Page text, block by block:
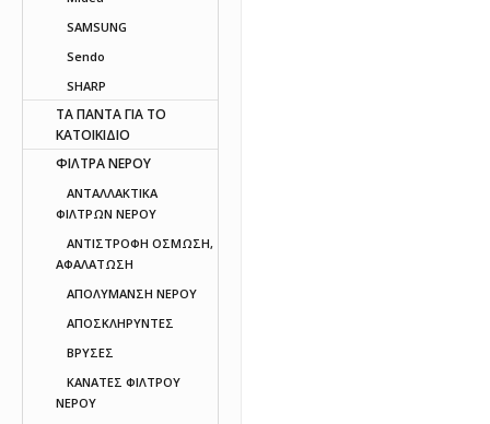
SAMSUNG
Sendo
SHARP
ΤΑ ΠΑΝΤΑ ΓΙΑ ΤΟ
ΚΑΤΟΙΚΙΔΙΟ
ΦΙΛΤΡΑ ΝΕΡΟΥ
ΑΝΤΑΛΛΑΚΤΙΚΑ
ΦΙΛΤΡΩΝ ΝΕΡΟΥ
ΑΝΤΙΣΤΡΟΦΗ ΟΣΜΩΣΗ,
ΑΦΑΛΑΤΩΣΗ
ΑΠΟΛΥΜΑΝΣΗ ΝΕΡΟΥ
ΑΠΟΣΚΛΗΡΥΝΤΕΣ
ΒΡΥΣΕΣ
ΚΑΝΑΤΕΣ ΦΙΛΤΡΟΥ
ΝΕΡΟΥ